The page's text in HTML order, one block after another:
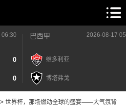
0
0
巴西甲 2026-08-17
维多利亚
博塔弗戈
世界杯，那场燃动全球的盛宴——大气氛背